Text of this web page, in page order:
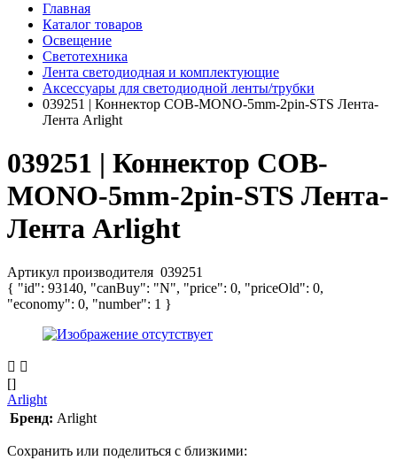
Главная
Каталог товаров
Освещение
Светотехника
Лента светодиодная и комплектующие
Аксессуары для светодиодной ленты/трубки
039251 | Коннектор COB-MONO-5mm-2pin-STS Лента-
Лента Arlight
039251 | Коннектор COB-
MONO-5mm-2pin-STS Лента-
Лента Arlight
Артикул производителя 039251
{ "id": 93140, "canBuy": "N", "price": 0, "priceOld": 0,
"economy": 0, "number": 1 }
[]
Arlight
Бренд: Arlight
Сохранить или поделиться с близкими: